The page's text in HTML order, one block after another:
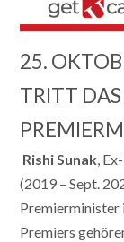
25.
TRITT
Rishi Sunak,
(2019 – Sept.
Premierminister
Premiers